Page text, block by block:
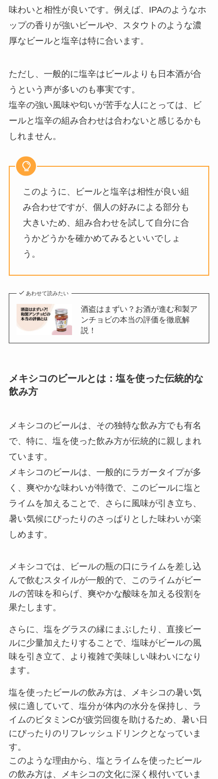
味わいと相性が良いです。例えば、IPAのようなホ
ップの香りが強いビールや、スタウトのような濃
厚なビールと塩辛は特に合います。
ただし、一般的に塩辛はビールよりも日本酒が合
うという声が多いのも事実です。
塩辛の強い風味や匂いが苦手な人にとっては、ビ
ールと塩辛の組み合わせは合わないと感じるかも
しれません。
このように、ビールと塩辛は相性が良い組
み合わせですが、個人の好みによる部分も
大きいため、組み合わせを試して自分に合
うかどうかを確かめてみるといいでしょ
う。
あわせて読みたい
酒盗はまずい？お酒が進む和製ア
ンチョビの本当の評価を徹底解
説！
メキシコのビールとは：塩を使った伝統的な
飲み方
メキシコのビールは、その独特な飲み方でも有名
で、特に、塩を使った飲み方が伝統的に親しまれ
ています。
メキシコのビールは、一般的にラガータイプが多
く、爽やかな味わいが特徴で、このビールに塩と
ライムを加えることで、さらに風味が引き立ち、
暑い気候にぴったりのさっぱりとした味わいが楽
しめます。
メキシコでは、ビールの瓶の口にライムを差し込
んで飲むスタイルが一般的で、このライムがビー
ルの苦味を和らげ、爽やかな酸味を加える役割を
果たします。
さらに、塩をグラスの縁にまぶしたり、直接ビー
ルに少量加えたりすることで、塩味がビールの風
味を引き立て、より複雑で美味しい味わいになり
ます。
塩を使ったビールの飲み方は、メキシコの暑い気
候に適していて、塩分が体内の水分を保持し、ラ
イムのビタミンCが疲労回復を助けるため、暑い日
にぴったりのリフレッシュドリンクとなっていま
す。
このような理由から、塩とライムを使ったビール
の飲み方は、メキシコの文化に深く根付いていま